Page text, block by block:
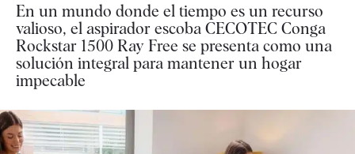
En un mundo donde el tiempo es un recurso
valioso, el aspirador escoba CECOTEC Conga
Rockstar 1500 Ray Free se presenta como una
solución integral para mantener un hogar
impecable